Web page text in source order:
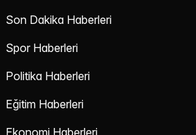
Son Dakika Haberleri
Spor Haberleri
Politika Haberleri
Eğitim Haberleri